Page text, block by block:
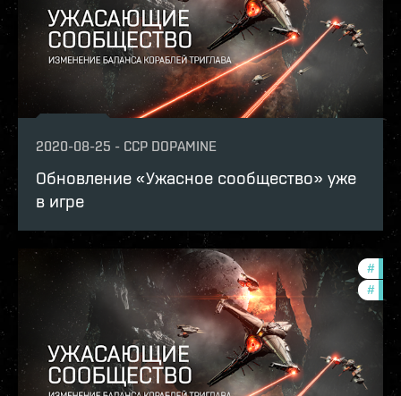
2020-08-25 - CCP DOPAMINE
Обновление «Ужасное сообщество» уже
в игре
#
#